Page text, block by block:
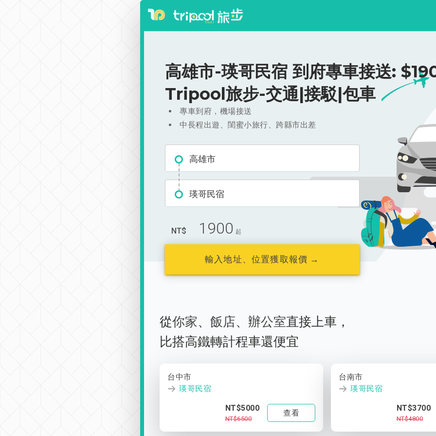
高雄市-瑛哥民宿 到府專車接送:
Tripool旅步-交通|接駁|包車
專車到府，機場接送
中長程出遊、閨蜜小旅行、跨縣市出差
高雄市
瑛哥民宿
NT$ 1900 起
輸入地址、位置獲取報價 →
從你家、 飯店、 辦公室直接上車，
比搭高鐵轉計程車還便宜
台中市
瑛哥民宿
NT$5000
NT$6500
查看
台南市
瑛哥民宿
NT$3700
NT$4800